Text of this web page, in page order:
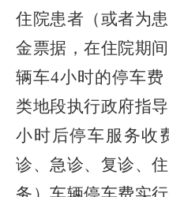
住院患者（或者为
金票据，在住院期
辆车4小时的停车费
类地段执行政府指
小时后停车服务收
诊、急诊、复诊、